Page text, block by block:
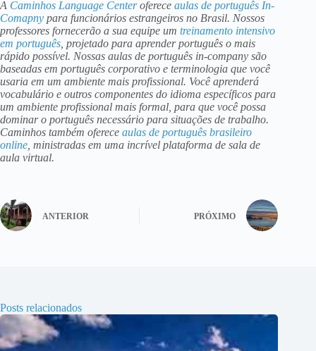
A Caminhos Language Centeroferece aulas de português In-
Comapny para funcionários estrangeiros no Brasil. Nossos
professores fornecerão a sua equipe um treinamento intensivo
em português , projetado para aprender português o mais
rápido possível. Nossas aulas de português in-company são
baseadas em português corporativo e terminologia que você
usaria em um ambiente mais profissional. Você aprenderá
vocabulário e outros componentes do idioma específicos para
um ambiente profissional mais formal, para que você possa
dominar o português necessário para situações de trabalho.
Caminhos também oferece aulas de português brasileiro
online , ministradas em uma incrível plataforma de sala de
aula virtual.
ANTERIOR PRÓXIMO
Posts relacionados